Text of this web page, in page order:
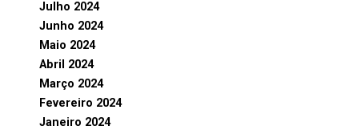
Julho 2024
Junho 2024
Maio 2024
Abril 2024
Março 2024
Fevereiro 2024
Janeiro 2024